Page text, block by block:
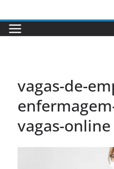
para
o
vagas-de-
vagas-online